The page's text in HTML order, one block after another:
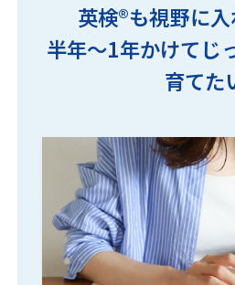
英検®も視野に入
半年〜1年かけてじ
育てた